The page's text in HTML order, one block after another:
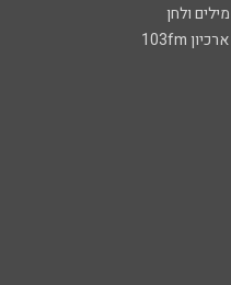
מילים ולחן
ארכיון 103fm